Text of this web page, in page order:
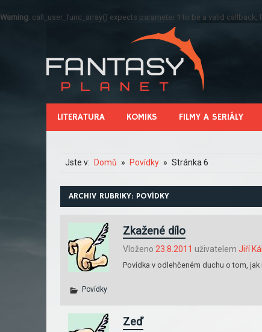
Warning: call_user_func_array() expects parameter 1 to be a valid
LITERATURA KOMIKS FILMY A SERIÁLY
Jste v: Domů Povídky Stránka 6
ARCHIV RUBRIKY: POVÍDKY
Zkažené dílo
Vloženo 23.8.2011 uživatelem Jiří
Povídka v odlehčeném duchu o tom,
Povídky
Zeď